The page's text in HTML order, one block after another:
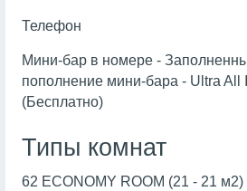
Телефон
Мини-бар в номере -
пополнение мини-бара - Ultra All
(Бесплатно)
Типы комнат
62 ECONOMY ROOM (21 - 21 м2)